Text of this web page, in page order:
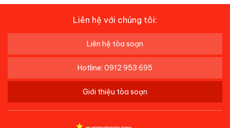
Liên hệ với chúng tôi:
Liên hệ tòa soạn
Hotline: 0912 953 695
Giới thiệu tòa soạn